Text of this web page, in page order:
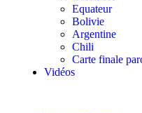
Equateur
Bolivie
Argentine
Chili
Carte finale
Vidéos